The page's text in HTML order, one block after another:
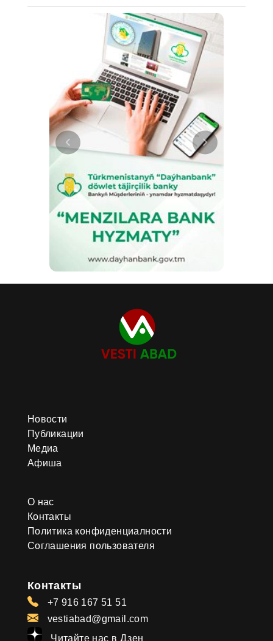
Новости
Публикации
Медиа
Афиша
О нас
Контакты
Политика конфиденциалности
Соглашения пользователя
Контакты
+7 916 167 51 51
vestiabad@gmail.com
Читайте нас в Дзен